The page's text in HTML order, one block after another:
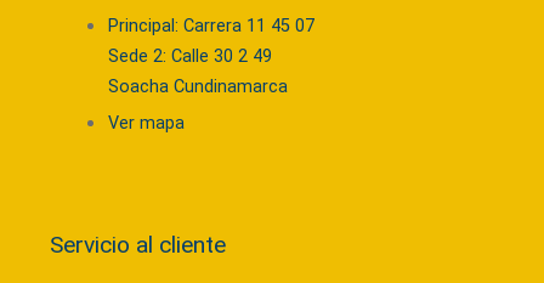
Principal: Carrera 11 45 07
Sede 2: Calle 30 2 49
Soacha Cundinamarca
Ver mapa
Servicio al cliente